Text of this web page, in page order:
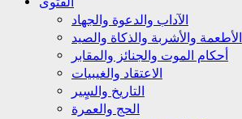
الآداب والدعوة والجهاد
الأطعمة والأشربة والذكاة والصيد
أحكام الموت والجنائز والمقابر
الاعتقاد والغيبيات
التاريخ والسٍير
الحج والعمرة